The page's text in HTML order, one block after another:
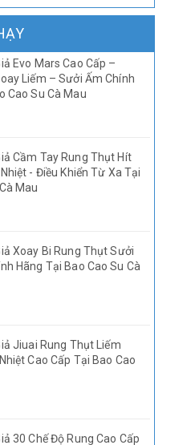
Evo Mars Cao Cấp –
Liếm – Sưởi Ấm Chính
Cao Su Cà Mau
Cầm Tay Rung Thụt Hít
- Điều Khiển Từ Xa Tại
Mau
Xoay Bi Rung Thụt Sưởi
Hãng Tại Bao Cao Su Cà
Jiuai Rung Thụt Liếm
Cao Cấp Tại Bao Cao
30 Chế Độ Rung Cao Cấp